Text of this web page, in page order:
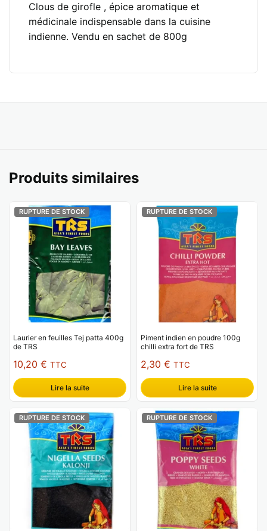
Clous de girofle , épice aromatique et
médicinale indispensable dans la cuisine
indienne. Vendu en sachet de 800g
Produits similaires
RUPTURE DE STOCK
Laurier en feuilles Tej patta 400g
de TRS
10,20 € TTC
Lire la suite
RUPTURE DE STOCK
Piment indien en poudre 100g
chilli extra fort de TRS
2,30 € TTC
Lire la suite
RUPTURE DE STOCK RUPTURE DE STOCK